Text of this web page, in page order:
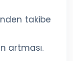
takibe
artması.